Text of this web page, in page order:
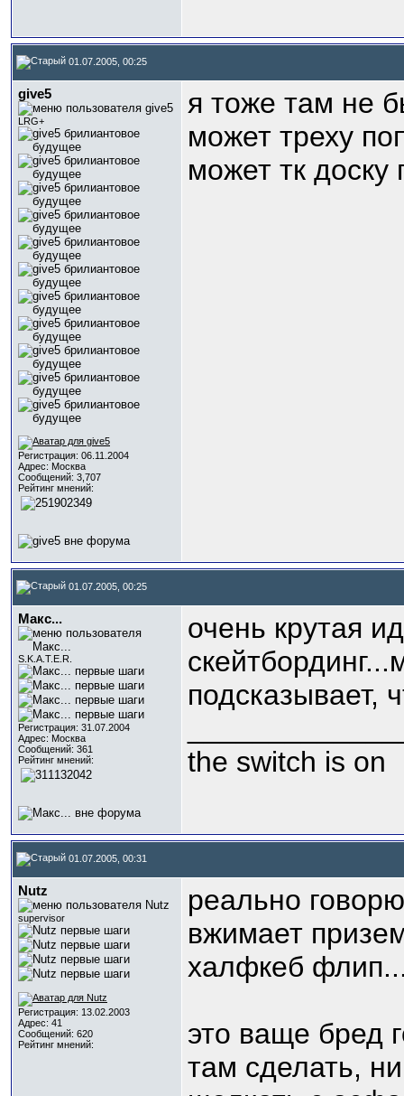
01.07.2005, 00:25
give5
LRG+
Регистрация: 06.11.2004
Адрес: Москва
Сообщений: 3,707
Рейтинг мнений:
я тоже там не
может треху
может тк
01.07.2005, 00:25
Макс...
S.K.A.T.E.R.
Регистрация: 31.07.2004
Адрес: Москва
Сообщений: 361
Рейтинг мнений:
очень крутая
подсказывает,
the switch is on
01.07.2005, 00:31
Nutz
supervisor
Регистрация: 13.02.2003
Адрес: 41
Сообщений: 620
Рейтинг мнений:
реально
вжимает
халфкеб
это ваще бред
там сделать,